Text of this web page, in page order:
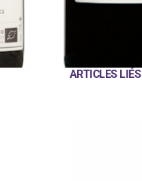
ARTICLES LIÉS